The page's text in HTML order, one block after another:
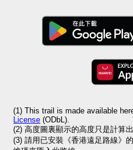
(1) This trail is made available
License (ODbL).
(2) 高度圖裏顯示的高度只是計算
(3) 請用已安裝《香港遠足路線》